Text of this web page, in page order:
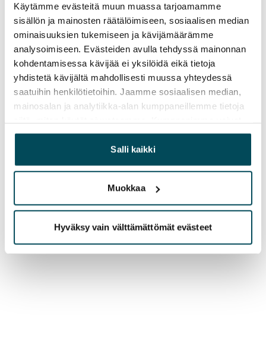
Käytämme evästeitä muun muassa tarjoamamme
sisällön ja mainosten räätälöimiseen, sosiaalisen median
ominaisuuksien tukemiseen ja kävijämäärämme
analysoimiseen. Evästeiden avulla tehdyssä mainonnan
kohdentamisessa kävijää ei yksilöidä eikä tietoja
yhdistetä kävijältä mahdollisesti muussa yhteydessä
saatuihin henkilötietoihin. Jaamme sosiaalisen median,
mainosalan ja analytiikka-alan kumppaneillemme tietoja
yhdistää näitä tietoja muihin tietoihin, joita olet antanut
heille tai joita on kerätty, kun olet käyttänyt heidän
palvelujaan.
Salli kaikki
Muokkaa
Hyväksy vain välttämättömät evästeet